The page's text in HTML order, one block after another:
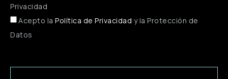
Privacidad
Acepto la Política de Privacidad y la Protección de
Datos